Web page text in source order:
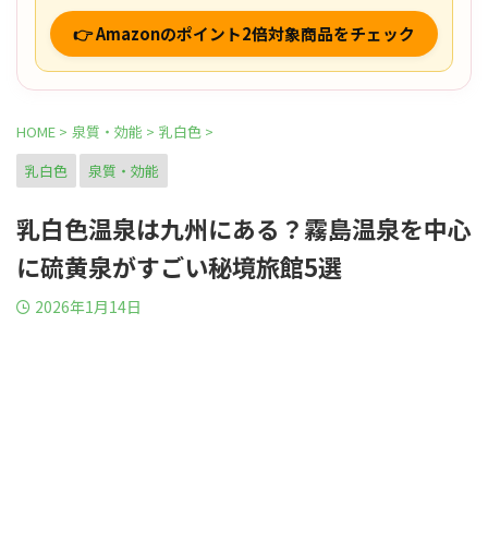
👉 Amazonのポイント2倍対象商品をチェック
HOME > 泉質・効能 > 乳白色 >
乳白色
泉質・効能
乳白色温泉は九州にある？霧島温泉を中心
に硫黄泉がすごい秘境旅館5選
2026年1月14日